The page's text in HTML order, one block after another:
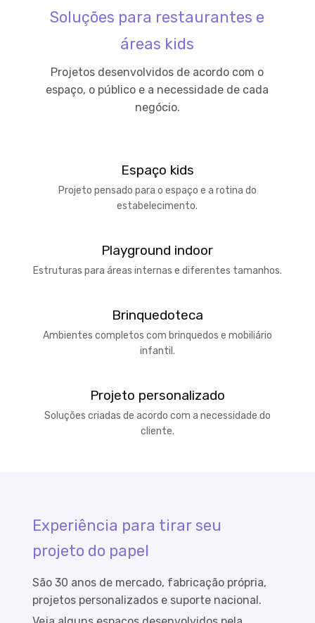
Soluções para restaurantes e
áreas kids
Projetos desenvolvidos de acordo com o
espaço, o público e a necessidade de cada
negócio.
Espaço kids
Projeto pensado para o espaço e a rotina do
estabelecimento.
Playground indoor
Estruturas para áreas internas e diferentes tamanhos.
Brinquedoteca
Ambientes completos com brinquedos e mobiliário
infantil.
Projeto personalizado
Soluções criadas de acordo com a necessidade do
cliente.
Experiência para tirar seu
projeto do papel
São 30 anos de mercado, fabricação própria,
projetos personalizados e suporte nacional.